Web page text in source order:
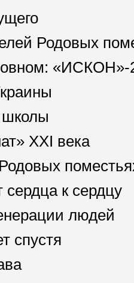
Родовых
«ИСКОН»-
школы
XXI века
к сердцу
людей
спустя